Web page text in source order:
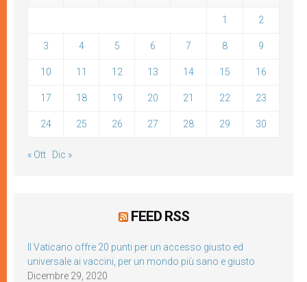
1 2
3 4 5 6 7 8 9
10 11 12 13 14 15 16
17 18 19 20 21 22 23
24 25 26 27 28 29 30
« Ott Dic »
FEED RSS
Il Vaticano offre 20 punti per un accesso giusto ed
universale ai vaccini, per un mondo più sano e giusto
Dicembre 29, 2020